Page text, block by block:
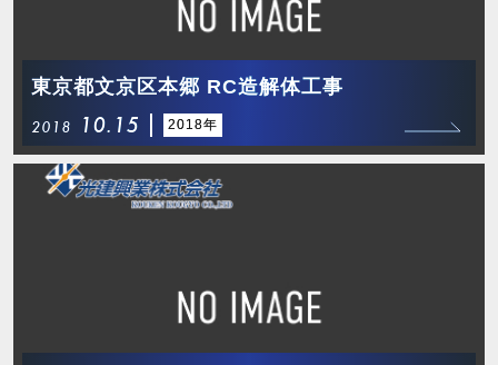
東京都文京区本郷 RC造解体工事
2018 10.15 2018年